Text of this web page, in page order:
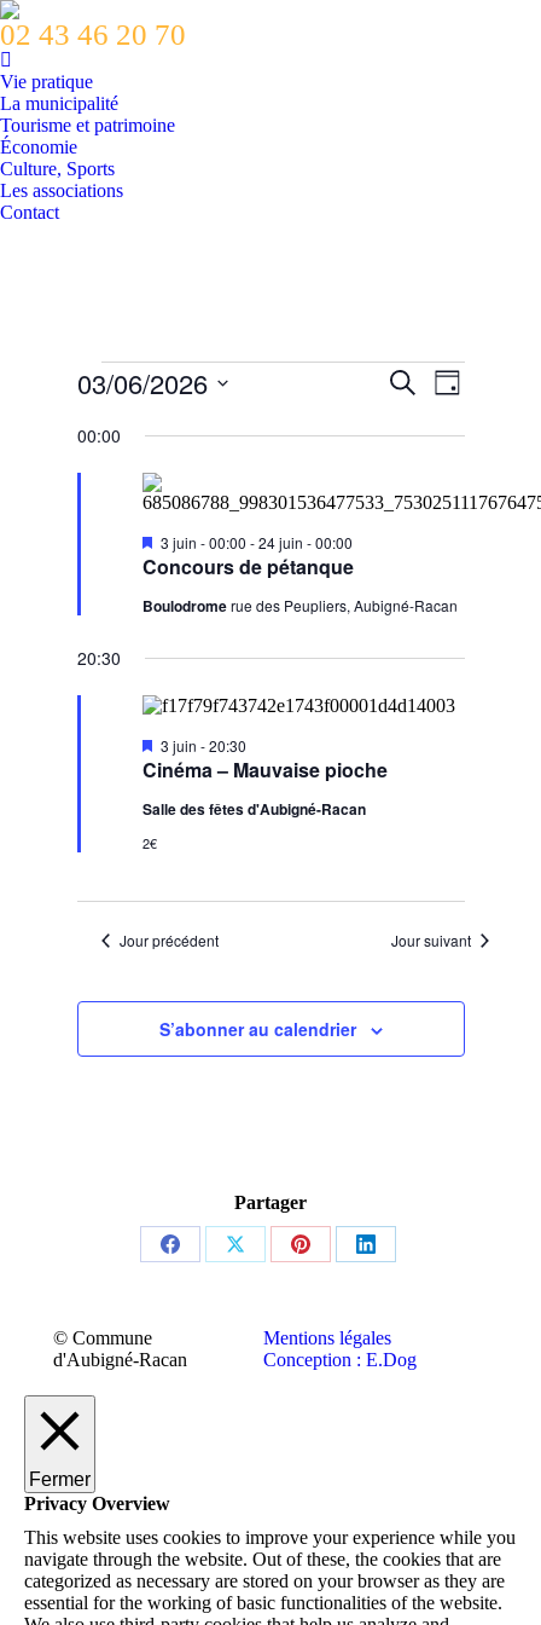
02 43 46 20 70
Vie pratique
La municipalité
Tourisme et patrimoine
Économie
Culture, Sports
Les associations
Contact
Évènements
3
juin
Recherche
navigation
vues
Recherche
de
vues
Jour
03/06/2026
une
00:00
Concours de pétanque
Mis
en
avant
3 juin - 00:00 -24 juin - 00:00
Boulodromerue des Peupliers, Aubigné-Racan
20:30
Cinéma – Mauvaise pioche
Mis
en
avant
3 juin - 20:30
Salle des fêtes d'Aubigné-Racan
2€
Jour précédent Jour suivant
S’abonner au calendrier
Partager
Share
Share
Share
Pinterest
Share
LinkedIn
© Commune
d'Aubigné-Racan
Mentions légales
Conception : E.Dog
Fermer
Privacy Overview
This website uses cookies to improve your experience while you
navigate through the website. Out of these, the cookies that are
categorized as necessary are stored on your browser as they are
essential for the working of basic functionalities of the website.